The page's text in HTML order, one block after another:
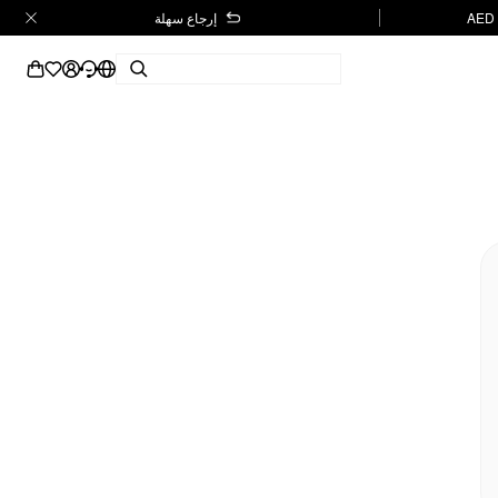
إرجاع سهلة